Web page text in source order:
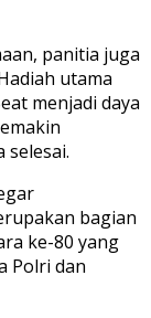
panitia juga
utama
menjadi daya
bagian
ke-80 yang
Polri dan